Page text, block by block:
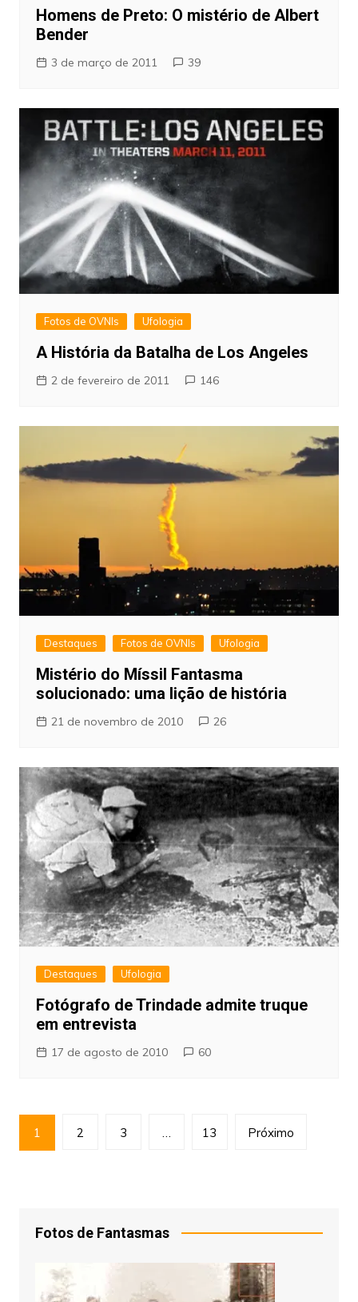
Homens de Preto: O mistério de Albert
Bender
3 de março de 2011 39
Fotos de OVNIs Ufologia
A História da Batalha de Los Angeles
2 de fevereiro de 2011 146
Destaques Fotos de OVNIs Ufologia
Mistério do Míssil Fantasma
solucionado: uma lição de história
21 de novembro de 2010 26
Destaques Ufologia
Fotógrafo de Trindade admite truque
em entrevista
17 de agosto de 2010 60
Paginação
de
1 2 3 … 13 Próximo
Fotos de Fantasmas